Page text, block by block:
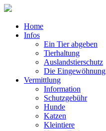
Home
Infos
Ein Tier abgeben
Tierhaltung
Auslandstierschutz
Die Eingewöhnung
Vermittlung
Information
Schutzgebühr
Hunde
Katzen
Kleintiere